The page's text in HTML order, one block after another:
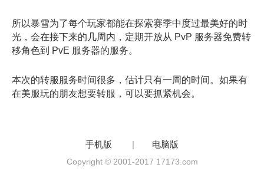
所以暴雪为了每个玩家都能在探索赛季中度过最美好的时
光，会在接下来的几周内，定期开放从 PvP 服务器免费转
移角色到 PvE 服务器的服务。
本次的转服服务时间很多，估计只有一周的时间。如果有
在美服玩的朋友想要转服，可以要抓紧机会。
手机版 | 电脑版
Copyright © 2001-2017 17173.com